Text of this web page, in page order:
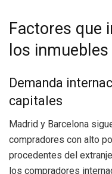
Factores que
los
Demanda
capitales
Madrid y Barcelona
compradores con alto
procedentes del
los compradores